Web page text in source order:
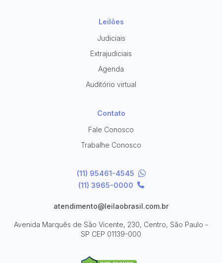
Leilões
Judiciais
Extrajudiciais
Agenda
Auditório virtual
Contato
Fale Conosco
Trabalhe Conosco
(11) 95461-4545
(11) 3965-0000
atendimento@leilaobrasil.com.br
Avenida Marquês de São Vicente, 230, Centro, São Paulo -
SP CEP 01139-000